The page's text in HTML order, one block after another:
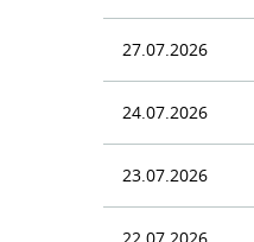
27.07.2026
24.07.2026
23.07.2026